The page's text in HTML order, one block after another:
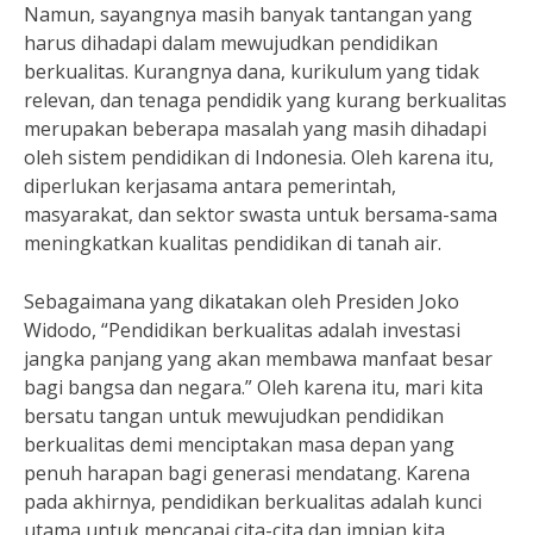
Namun, sayangnya masih banyak tantangan yang
harus dihadapi dalam mewujudkan pendidikan
berkualitas. Kurangnya dana, kurikulum yang tidak
relevan, dan tenaga pendidik yang kurang berkualitas
merupakan beberapa masalah yang masih dihadapi
oleh sistem pendidikan di Indonesia. Oleh karena itu,
diperlukan kerjasama antara pemerintah,
masyarakat, dan sektor swasta untuk bersama-sama
meningkatkan kualitas pendidikan di tanah air.
Sebagaimana yang dikatakan oleh Presiden Joko
Widodo, “Pendidikan berkualitas adalah investasi
jangka panjang yang akan membawa manfaat besar
bagi bangsa dan negara.” Oleh karena itu, mari kita
bersatu tangan untuk mewujudkan pendidikan
berkualitas demi menciptakan masa depan yang
penuh harapan bagi generasi mendatang. Karena
pada akhirnya, pendidikan berkualitas adalah kunci